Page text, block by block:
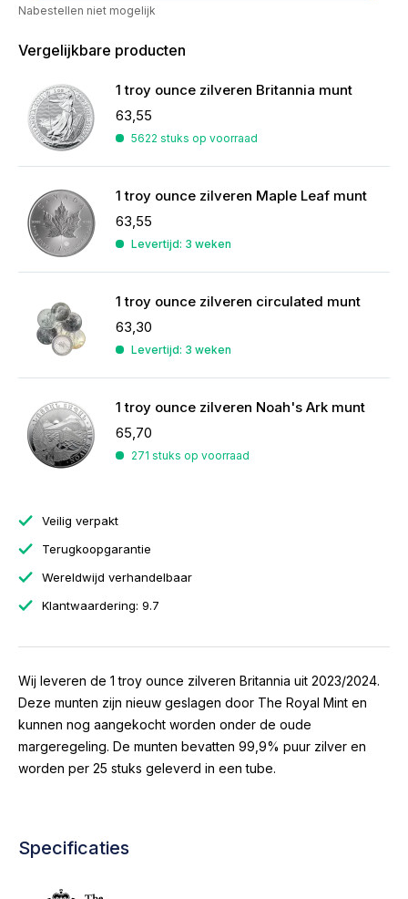
Nabestellen niet mogelijk
Vergelijkbare producten
1 troy ounce zilveren Britannia munt
63,55
5622 stuks op voorraad
1 troy ounce zilveren Maple Leaf munt
63,55
Levertijd: 3 weken
1 troy ounce zilveren circulated munt
63,30
Levertijd: 3 weken
1 troy ounce zilveren Noah's Ark munt
65,70
271 stuks op voorraad
Veilig verpakt
Terugkoopgarantie
Wereldwijd verhandelbaar
Klantwaardering: 9.7
Wij leveren de 1 troy ounce zilveren Britannia uit 2023/2024.
Deze munten zijn nieuw geslagen door The Royal Mint en
kunnen nog aangekocht worden onder de oude
margeregeling. De munten bevatten 99,9% puur zilver en
worden per 25 stuks geleverd in een tube.
Specificaties